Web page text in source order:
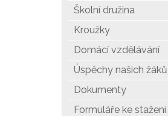
Školní družina
Kroužky
Domácí vzdělávání
Úspěchy našich žáků
Dokumenty
Formuláře ke stažení